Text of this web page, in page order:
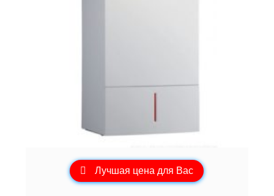
Лучшая цена для Вас